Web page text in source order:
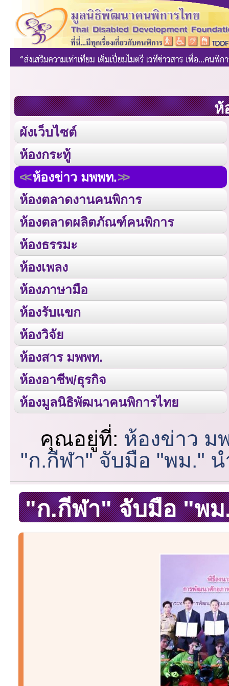
ห้
ผังเว็บไซต์
ห้องกระทู้
ห้องข่าว มพพท.
ห้องตลาดงานคนพิการ
ห้องตลาดผลิตภัณฑ์คนพิการ
ห้องธรรมะ
ห้องเพลง
ห้องภาษามือ
ห้องรับแขก
ห้องวิจัย
ห้องสาร มพพท.
ห้องอาชีพ/ธุรกิจ
ห้องมูลนิธิพัฒนาคนพิการไทย
คุณอยู่ที่: ห้องข่าว ม
"ก.กีฬา" จับมือ "พม."
"ก.กีฬา" จับมือ "พ